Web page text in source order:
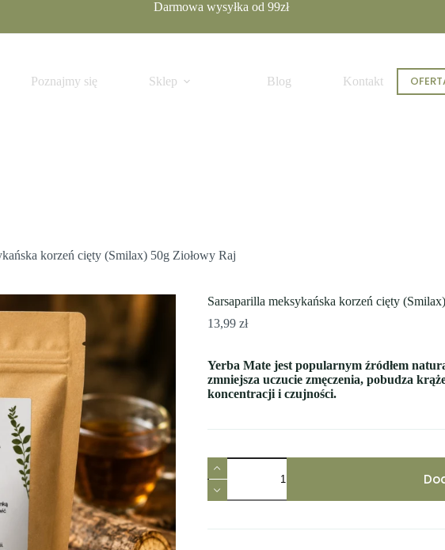
meksykańska
Darmowa wysyłka od 99zł
Poznajmy się Sklep Blog Kontakt
korzeń cięty (Smilax) 50g Ziołowy Raj
Sarsaparilla meksykańska korzeń cięty
13,99 zł
Yerba Mate jest popularnym źródłem
zmniejsza uczucie zmęczenia, pobudza
koncentracji i czujności.
ilość
Sarsaparilla
meksykańska
korzeń
(Smilax)